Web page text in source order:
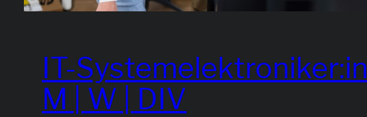
IT-Systemelektroniker:in
M | W | DIV